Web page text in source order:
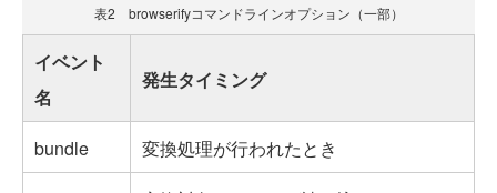
表2 browserifyコマンドラインオプション（一部）
イベント
名
発生タイミング
bundle
変換処理が行われたとき